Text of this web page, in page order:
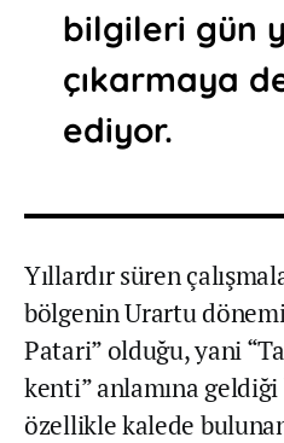
bilgileri gün
çıkarmaya
ediyor.
Yıllardır süren
bölgenin Urartu
Patari” olduğu, yani
kenti” anlamına
özellikle kalede